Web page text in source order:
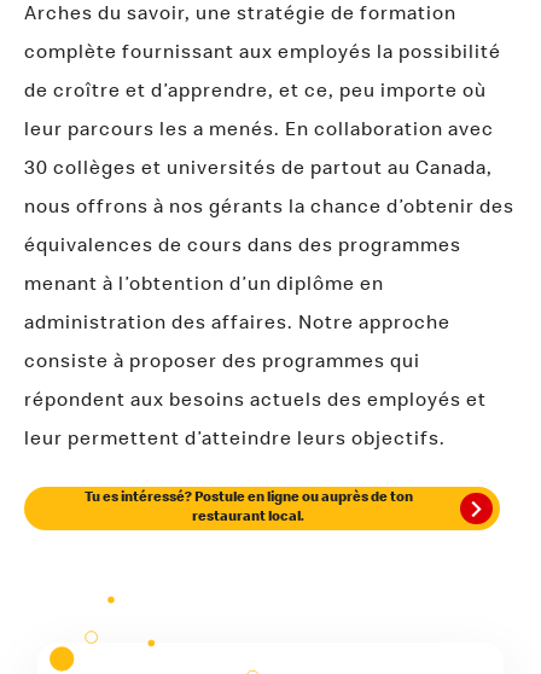
Arches du savoir, une stratégie de formation
complète fournissant aux employés la possibilité
de croître et d’apprendre, et ce, peu importe où
leur parcours les a menés. En collaboration avec
30 collèges et universités de partout au Canada,
nous offrons à nos gérants la chance d’obtenir des
équivalences de cours dans des programmes
menant à l’obtention d’un diplôme en
administration des affaires. Notre approche
consiste à proposer des programmes qui
répondent aux besoins actuels des employés et
leur permettent d’atteindre leurs objectifs.
Tu es intéressé? Postule en ligne ou auprès de ton
restaurant local.